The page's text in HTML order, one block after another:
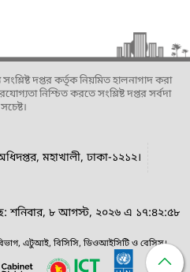
দপ্তর কর্তৃক নিয়মিত হালনাগাদ করা
নিশ্চিত করতে সংশ্লিষ্ট দপ্তর সর্বদা
সচেষ্ট।
অধিদপ্তর, মহাখালী, ঢাকা-১২১২।
শনিবার, ৮ আগস্ট, ২০২৬ এ ১৭:৪২:৫৮
বিভাগ, এটুআই, বিসিসি, ডিওআইসিটি ও বেসিস।